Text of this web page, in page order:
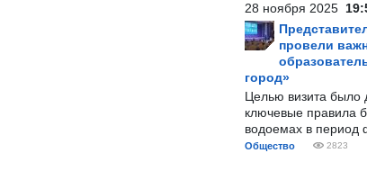
28 ноября 2025
провели
город»
Целью визита было
ключевые правила
водоемах в период
Общество 2823